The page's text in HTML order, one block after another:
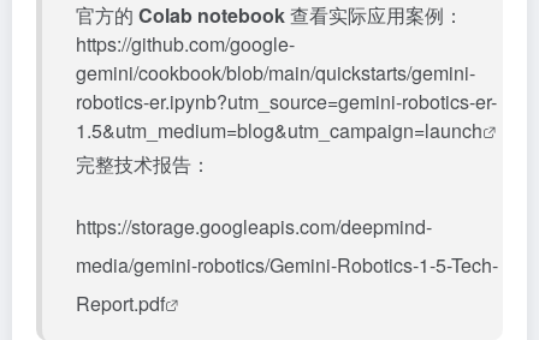
官方的 Colab notebook查看实际应用案例：
https://github.com/google-
gemini/cookbook/blob/main/quickstarts/gemini-
robotics-er.ipynb?utm_source=gemini-robotics-er-
1.5&utm_medium=blog&utm_campaign=launch
完整技术报告：
https://storage.googleapis.com/deepmind-
media/gemini-robotics/Gemini-Robotics-1-5-Tech-
Report.pdf